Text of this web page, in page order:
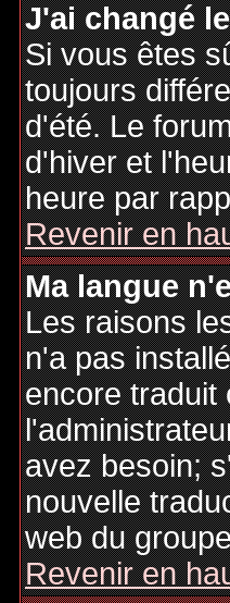
J'ai changé
Si vous êtes
toujours
d'été. Le
d'hiver et
heure par
Revenir en
Ma langue
Les raisons
n'a pas
encore traduit
avez besoin;
nouvelle
web du
Revenir en